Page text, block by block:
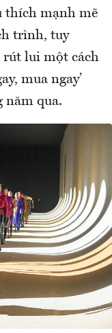
thích mạnh mẽ
trình, tuy
rút lui một cách
mua ngay’
năm qua.